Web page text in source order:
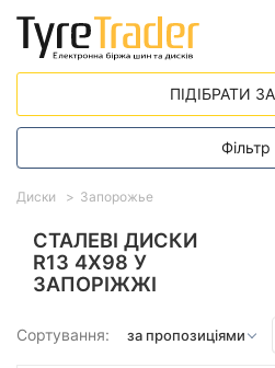
СТАЛЕВІ ДИСКИ
R13 4X98 У
ЗАПОРІЖЖІ
Сортування:
Диски Запорожье
ПІДІБРАТИ
Фільтр
Діапазон цін
від